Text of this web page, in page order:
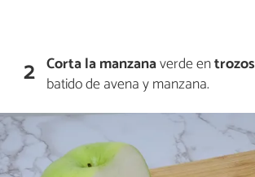
2 Corta la manzanaverde entrozos
batido de avena y manzana.